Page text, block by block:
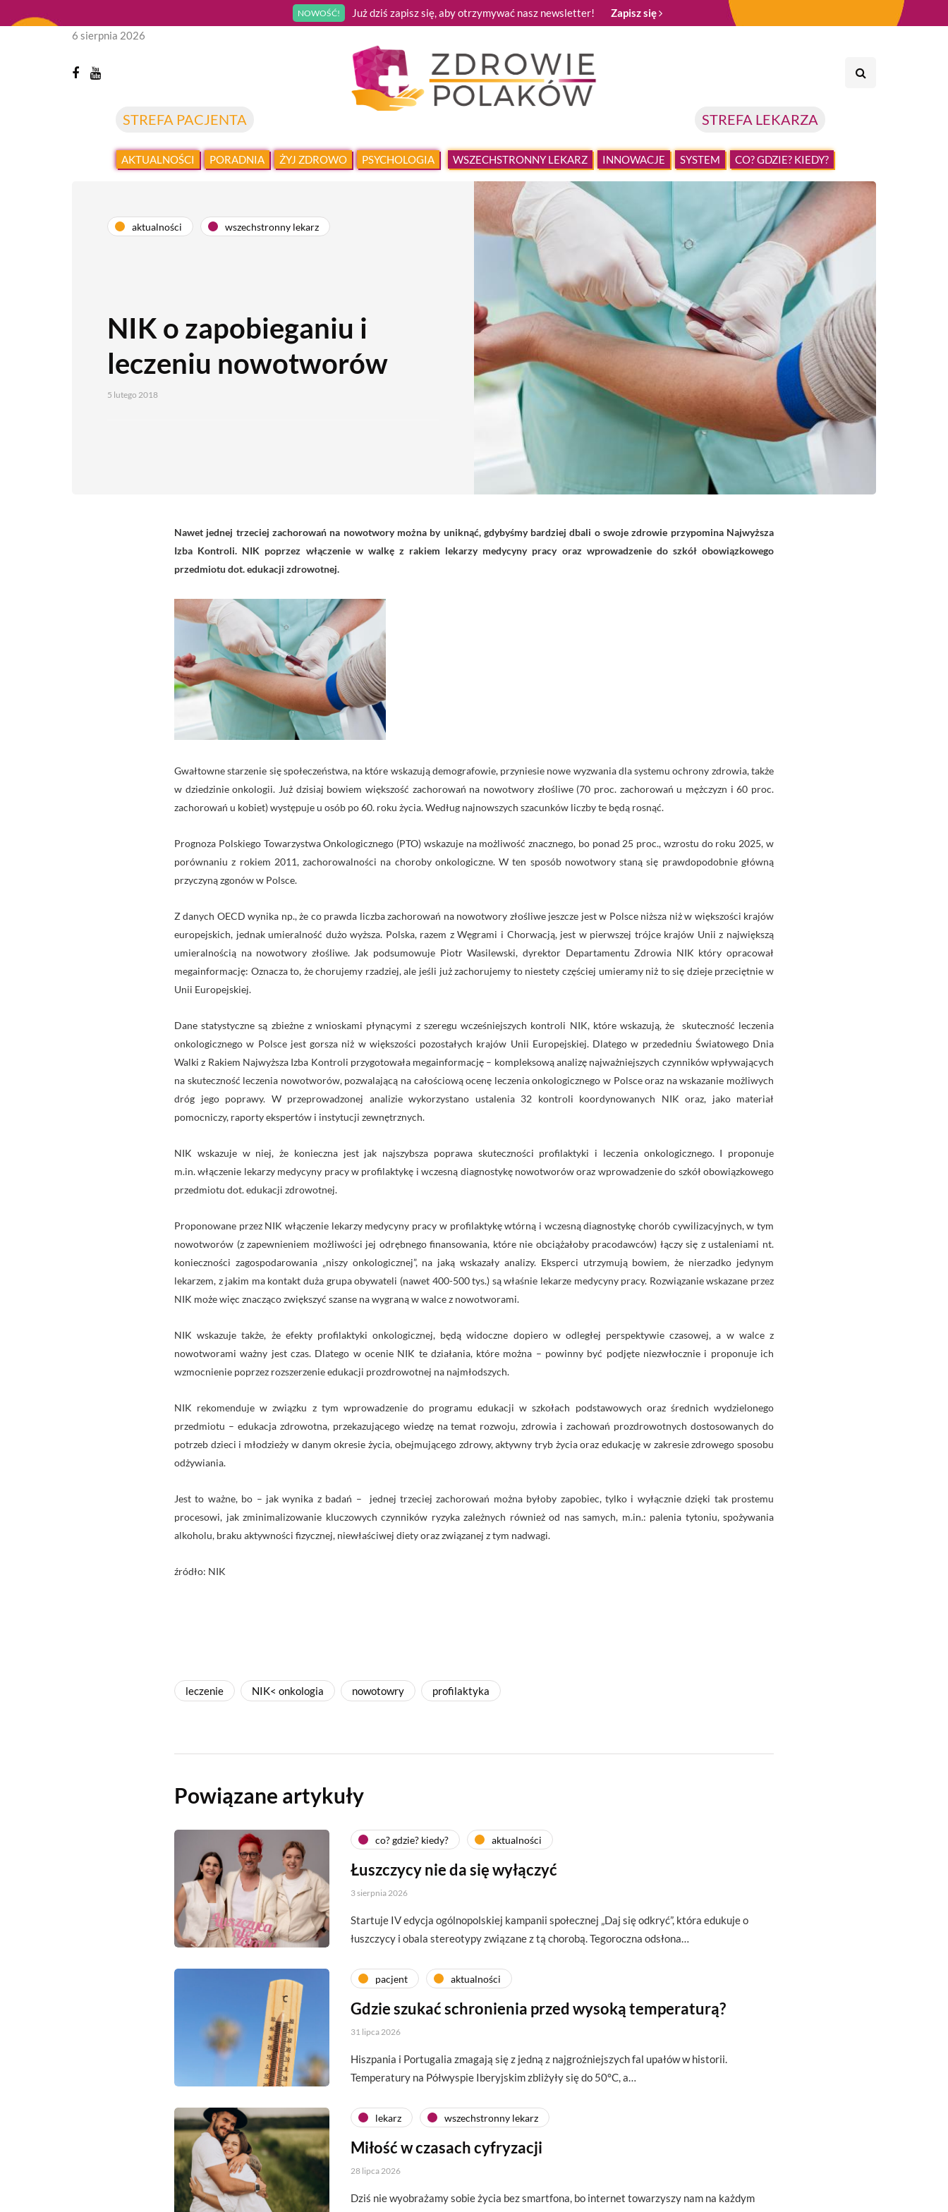
NOWOŚĆ! Już dziś zapisz się, aby otrzymywać nasz newsletter! Zapisz się
STREFA PACJENTA STREFA LEKARZA
6 sierpnia 2026
AKTUALNOŚCI PORADNIA ŻYJ ZDROWO PSYCHOLOGIA WSZECHSTRONNY LEKARZ INNOWACJE SYSTEM CO? GDZIE? KIEDY?
aktualności wszechstronny lekarz
NIK o zapobieganiu i
leczeniu nowotworów
5 lutego 2018
Nawet jednej trzeciej zachorowań na nowotwory można by uniknąć, gdybyśmy bardziej dbali o swoje zdrowie przypomina Najwyższa
Izba Kontroli. NIK poprzez włączenie w walkę z rakiem lekarzy medycyny pracy oraz wprowadzenie do szkół obowiązkowego
przedmiotu dot. edukacji zdrowotnej.
Gwałtowne starzenie się społeczeństwa, na które wskazują demografowie, przyniesie nowe wyzwania dla systemu ochrony zdrowia, także
w dziedzinie onkologii. Już dzisiaj bowiem większość zachorowań na nowotwory złośliwe (70 proc. zachorowań u mężczyzn i 60 proc.
zachorowań u kobiet) występuje u osób po 60. roku życia. Według najnowszych szacunków liczby te będą rosnąć.
Prognoza Polskiego Towarzystwa Onkologicznego (PTO) wskazuje na możliwość znacznego, bo ponad 25 proc., wzrostu do roku 2025, w
porównaniu z rokiem 2011, zachorowalności na choroby onkologiczne. W ten sposób nowotwory staną się prawdopodobnie główną
przyczyną zgonów w Polsce.
Z danych OECD wynika np., że co prawda liczba zachorowań na nowotwory złośliwe jeszcze jest w Polsce niższa niż w większości krajów
europejskich, jednak umieralność dużo wyższa. Polska, razem z Węgrami i Chorwacją, jest w pierwszej trójce krajów Unii z największą
umieralnością na nowotwory złośliwe. Jak podsumowuje Piotr Wasilewski, dyrektor Departamentu Zdrowia NIK który opracował
megainformację: Oznacza to, że chorujemy rzadziej, ale jeśli już zachorujemy to niestety częściej umieramy niż to się dzieje przeciętnie w
Unii Europejskiej.
Dane statystyczne są zbieżne z wnioskami płynącymi z szeregu wcześniejszych kontroli NIK, które wskazują, że skuteczność leczenia
onkologicznego w Polsce jest gorsza niż w większości pozostałych krajów Unii Europejskiej. Dlatego w przededniu Światowego Dnia
Walki z Rakiem Najwyższa Izba Kontroli przygotowała megainformację – kompleksową analizę najważniejszych czynników wpływających
na skuteczność leczenia nowotworów, pozwalającą na całościową ocenę leczenia onkologicznego w Polsce oraz na wskazanie możliwych
dróg jego poprawy. W przeprowadzonej analizie wykorzystano ustalenia 32 kontroli koordynowanych NIK oraz, jako materiał
pomocniczy, raporty ekspertów i instytucji zewnętrznych.
NIK wskazuje w niej, że konieczna jest jak najszybsza poprawa skuteczności profilaktyki i leczenia onkologicznego. I proponuje
m.in. włączenie lekarzy medycyny pracy w profilaktykę i wczesną diagnostykę nowotworów oraz wprowadzenie do szkół obowiązkowego
przedmiotu dot. edukacji zdrowotnej.
Proponowane przez NIK włączenie lekarzy medycyny pracy w profilaktykę wtórną i wczesną diagnostykę chorób cywilizacyjnych, w tym
nowotworów (z zapewnieniem możliwości jej odrębnego finansowania, które nie obciążałoby pracodawców) łączy się z ustaleniami nt.
konieczności zagospodarowania „niszy onkologicznej”, na jaką wskazały analizy. Eksperci utrzymują bowiem, że nierzadko jedynym
lekarzem, z jakim ma kontakt duża grupa obywateli (nawet 400-500 tys.) są właśnie lekarze medycyny pracy. Rozwiązanie wskazane przez
NIK może więc znacząco zwiększyć szanse na wygraną w walce z nowotworami.
NIK wskazuje także, że efekty profilaktyki onkologicznej, będą widoczne dopiero w odległej perspektywie czasowej, a w walce z
nowotworami ważny jest czas. Dlatego w ocenie NIK te działania, które można – powinny być podjęte niezwłocznie i proponuje ich
wzmocnienie poprzez rozszerzenie edukacji prozdrowotnej na najmłodszych.
NIK rekomenduje w związku z tym wprowadzenie do programu edukacji w szkołach podstawowych oraz średnich wydzielonego
przedmiotu – edukacja zdrowotna, przekazującego wiedzę na temat rozwoju, zdrowia i zachowań prozdrowotnych dostosowanych do
potrzeb dzieci i młodzieży w danym okresie życia, obejmującego zdrowy, aktywny tryb życia oraz edukację w zakresie zdrowego sposobu
odżywiania.
Jest to ważne, bo – jak wynika z badań – jednej trzeciej zachorowań można byłoby zapobiec, tylko i wyłącznie dzięki tak prostemu
procesowi, jak zminimalizowanie kluczowych czynników ryzyka zależnych również od nas samych, m.in.: palenia tytoniu, spożywania
alkoholu, braku aktywności fizycznej, niewłaściwej diety oraz związanej z tym nadwagi.
źródło: NIK
leczenie NIK< onkologia nowotowry profilaktyka
Powiązane artykuły
co? gdzie? kiedy? aktualności
Łuszczycy nie da się wyłączyć
3 sierpnia 2026
Startuje IV edycja ogólnopolskiej kampanii społecznej „Daj się odkryć”, która edukuje o
łuszczycy i obala stereotypy związane z tą chorobą. Tegoroczna odsłona…
pacjent aktualności
Gdzie szukać schronienia przed wysoką temperaturą?
31 lipca 2026
Hiszpania i Portugalia zmagają się z jedną z najgroźniejszych fal upałów w historii.
Temperatury na Półwyspie Iberyjskim zbliżyły się do 50°C, a…
lekarz wszechstronny lekarz
Miłość w czasach cyfryzacji
28 lipca 2026
Dziś nie wyobrażamy sobie życia bez smartfona, bo internet towarzyszy nam na każdym